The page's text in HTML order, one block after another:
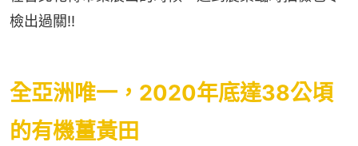
檢出過關!!
全亞洲唯一，2020年底達38公頃
的有機薑黃田